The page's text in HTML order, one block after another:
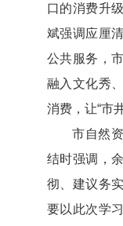
口的消费升
斌强调应厘
公共服务，
融入文化秀
消费，让“市
市自然资
结时强调，
彻、建议务
要以此次学